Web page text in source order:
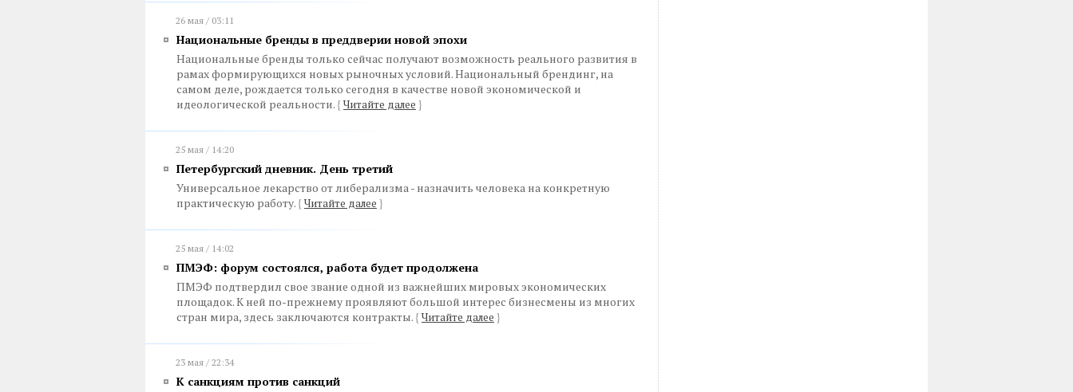
26 мая / 03:11
Национальные бренды в преддверии новой эпохи
Национальные бренды только сейчас получают возможность реального развития в
рамах формирующихся новых рыночных условий. Национальный брендинг, на
самом деле, рождается только сегодня в качестве новой экономической и
идеологической реальности. { Читайте далее }
25 мая / 14:20
Петербургский дневник. День третий
Универсальное лекарство от либерализма - назначить человека на конкретную
практическую работу. { Читайте далее }
25 мая / 14:02
ПМЭФ: форум состоялся, работа будет продолжена
ПМЭФ подтвердил свое звание одной из важнейших мировых экономических
площадок. К ней по-прежнему проявляют большой интерес бизнесмены из многих
стран мира, здесь заключаются контракты. { Читайте далее }
23 мая / 22:34
К санкциям против санкций